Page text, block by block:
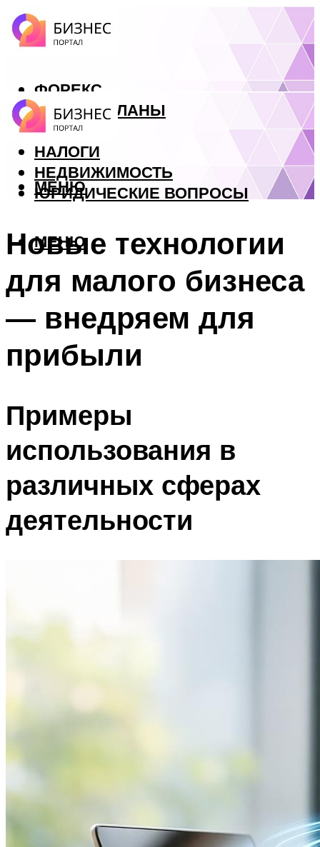
ФОРЕКС
БИЗНЕС ПЛАНЫ
КРЕДИТЫ
НАЛОГИ
НЕДВИЖИМОСТЬ
ЮРИДИЧЕСКИЕ ВОПРОСЫ
МЕНЮ
МЕНЮ
Новые технологии
для малого бизнеса
— внедряем для
прибыли
Примеры
использования в
различных сферах
деятельности